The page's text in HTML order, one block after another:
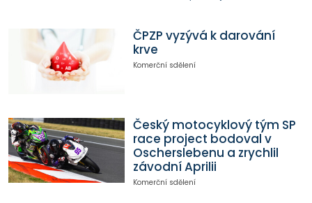
ČPZP vyzývá k darování
krve
Komerční sdělení
Český motocyklový tým SP
race project bodoval v
Oscherslebenu a zrychlil
závodní Aprilii
Komerční sdělení